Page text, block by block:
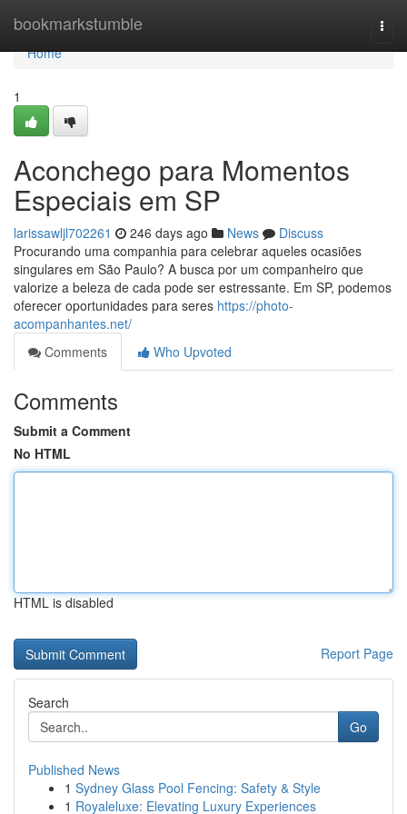
bookmarkstumble
Home
Home
1
Aconchego para Momentos
Especiais em SP
larissawljl702261 246 days ago News
Discuss
Procurando uma companhia para celebrar aqueles ocasiões
singulares em São Paulo? A busca por um companheiro que
valorize a beleza de cada pode ser estressante. Em SP, podemos
oferecer oportunidades para seres https://photo-
acompanhantes.net/
Comments
Who Upvoted
Comments
Submit a Comment
No HTML
HTML is disabled
Report Page
Search
Go
Published News
1 Sydney Glass Pool Fencing: Safety & Style
1 Royaleluxe: Elevating Luxury Experiences